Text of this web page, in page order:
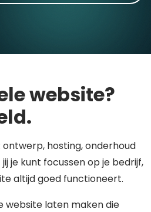
website?
ontwerp, hosting, onderhoud
je kunt focussen op je bedrijf,
altijd goed functioneert.
website laten maken die